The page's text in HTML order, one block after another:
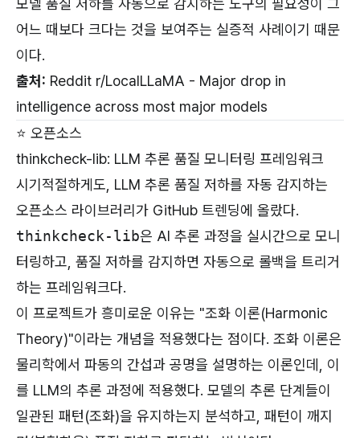
모델 품질 저하를 자동으로 감지하는 도구의 필요성이 그
어느 때보다 크다는 것을 보여주는 실증적 사례이기 때문
이다.
출처: Reddit r/LocalLLaMA - Major drop in
intelligence across most major models
⭐ 오픈소스
thinkcheck-lib: LLM 추론 품질 모니터링 프레임워크
시기적절하게도, LLM 추론 품질 저하를 자동 감지하는
오픈소스 라이브러리가 GitHub 트렌딩에 올랐다.
thinkcheck-lib은 AI 추론 과정을 실시간으로 모니
터링하고, 품질 저하를 감지하면 자동으로 롤백을 트리거
하는 프레임워크다.
이 프로젝트가 흥미로운 이유는 "조화 이론(Harmonic
Theory)"이라는 개념을 적용했다는 점이다. 조화 이론은
물리학에서 파동의 간섭과 공명을 설명하는 이론인데, 이
를 LLM의 추론 과정에 적용했다. 모델의 추론 단계들이
일관된 패턴(조화)을 유지하는지 분석하고, 패턴이 깨지